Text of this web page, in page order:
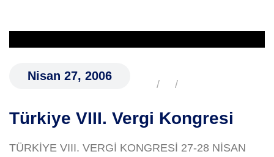
Nisan 27, 2006
Türkiye VIII. Vergi Kongresi
TÜRKİYE VIII. VERGİ KONGRESİ 27-28 NİSAN